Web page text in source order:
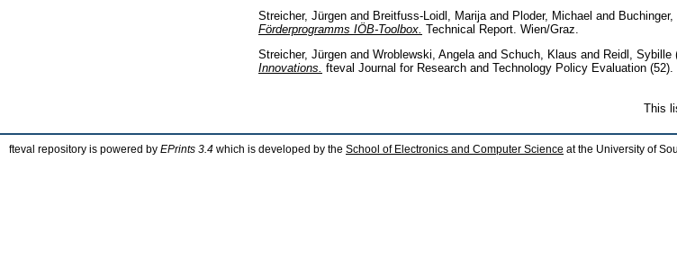
Streicher, Jürgen and Breitfuss-Loidl, Marijaand Ploder, Michael and
Förderprogramms IÖB-Toolbox. Technical Report. Wien/Graz.
Streicher, Jürgen and Wroblewski, Angelaand Schuch, Klaus and Reidl, Sybille
Innovations. fteval Journal for Research and Technology Policy Evaluation
This
fteval repository is powered by EPrints 3.4 which is developed by the School of Electronics and Computer Science at the University of